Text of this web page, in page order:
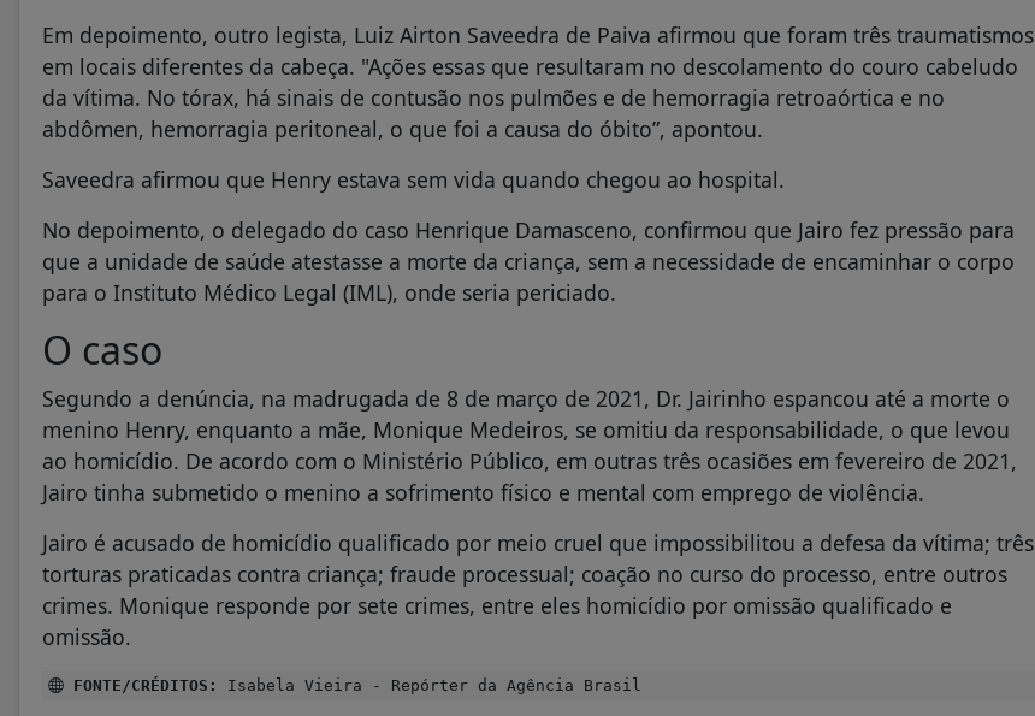
Em depoimento, outro legista, Luiz Airton Saveedra de Paiva afirmou que foram três traumatismos
em locais diferentes da cabeça. "Ações essas que resultaram no descolamento do couro cabeludo
da vítima. No tórax, há sinais de contusão nos pulmões e de hemorragia retroaórtica e no
abdômen, hemorragia peritoneal, o que foi a causa do óbito”, apontou.
Saveedra afirmou que Henry estava sem vida quando chegou ao hospital.
No depoimento, o delegado do caso Henrique Damasceno, confirmou que Jairo fez pressão para
que a unidade de saúde atestasse a morte da criança, sem a necessidade de encaminhar o corpo
para o Instituto Médico Legal (IML), onde seria periciado.
O caso
Segundo a denúncia, na madrugada de 8 de março de 2021, Dr. Jairinho espancou até a morte o
menino Henry, enquanto a mãe, Monique Medeiros, se omitiu da responsabilidade, o que levou
ao homicídio. De acordo com o Ministério Público, em outras três ocasiões em fevereiro de 2021,
Jairo tinha submetido o menino a sofrimento físico e mental com emprego de violência.
Jairo é acusado de homicídio qualificado por meio cruel que impossibilitou a defesa da vítima; três
torturas praticadas contra criança; fraude processual; coação no curso do processo, entre outros
crimes. Monique responde por sete crimes, entre eles homicídio por omissão qualificado e
omissão.
FONTE/CRÉDITOS: Isabela Vieira - Repórter da Agência Brasil